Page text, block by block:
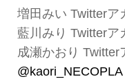
増田みい Twitterア
藍川みり Twitterア
成瀬かおり Twitter
@kaori_NECOPLA